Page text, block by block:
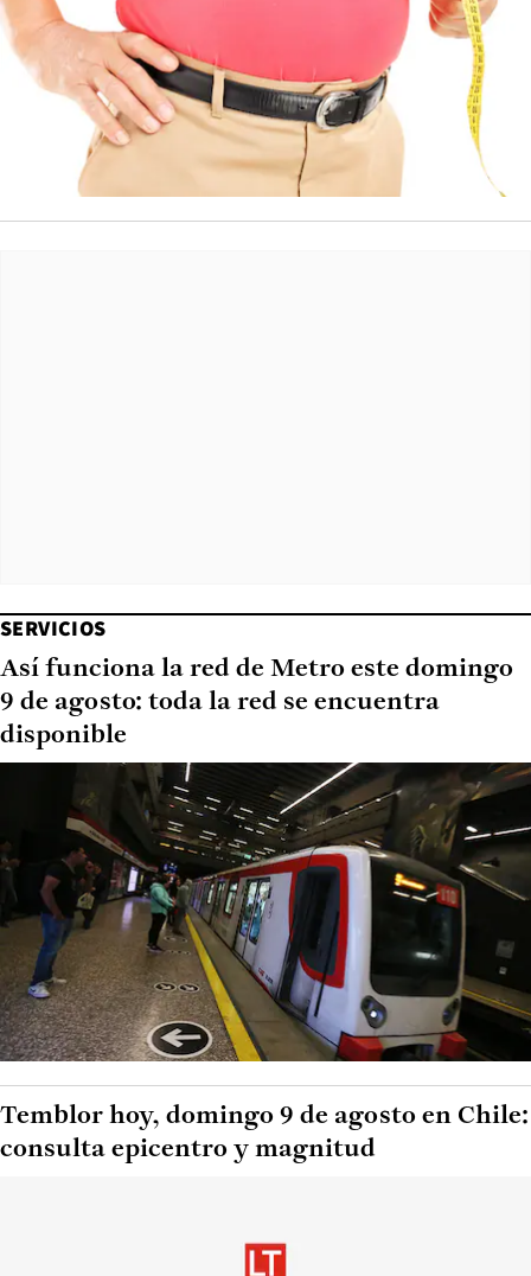
SERVICIOS
Así funciona la red de Metro este domingo
9 de agosto: toda la red se encuentra
disponible
Temblor hoy, domingo 9 de agosto en Chile:
consulta epicentro y magnitud